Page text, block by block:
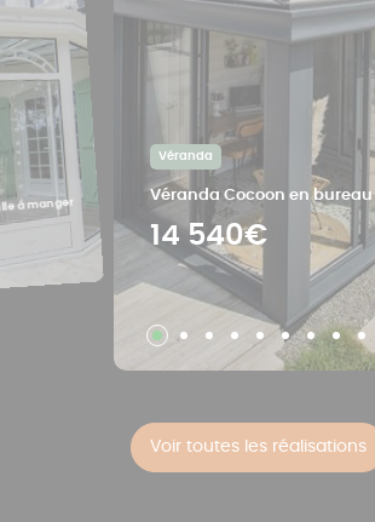
à manger
14 540€
Véranda Cocoon en bureau
Véranda
Voir toutes les réalisations